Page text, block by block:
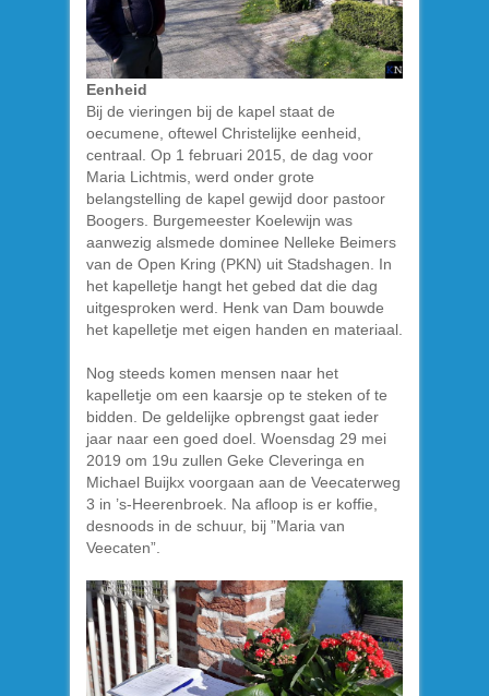
Eenheid
Bij de vieringen bij de kapel staat de
oecumene, oftewel Christelijke eenheid,
centraal. Op 1 februari 2015, de dag voor
Maria Lichtmis, werd onder grote
belangstelling de kapel gewijd door pastoor
Boogers. Burgemeester Koelewijn was
aanwezig alsmede dominee Nelleke Beimers
van de Open Kring (PKN) uit Stadshagen. In
het kapelletje hangt het gebed dat die dag
uitgesproken werd. Henk van Dam bouwde
het kapelletje met eigen handen en materiaal.
Nog steeds komen mensen naar het
kapelletje om een kaarsje op te steken of te
bidden. De geldelijke opbrengst gaat ieder
jaar naar een goed doel. Woensdag 29 mei
2019 om 19u zullen Geke Cleveringa en
Michael Buijkx voorgaan aan de Veecaterweg
3 in ’s-Heerenbroek. Na afloop is er koffie,
desnoods in de schuur, bij ”Maria van
Veecaten”.